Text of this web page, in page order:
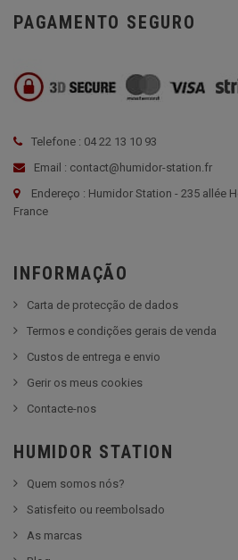
PAGAMENTO SEGURO
Telefone : 04 22 13 10 93
Email : contact@humidor-station.fr
Endereço : Humidor Station - 235 allée
France
INFORMAÇÃO
Carta de protecção de dados
Termos e condições gerais de venda
Custos de entrega e envio
Gerir os meus cookies
Contacte-nos
HUMIDOR STATION
Quem somos nós?
Satisfeito ou reembolsado
As marcas